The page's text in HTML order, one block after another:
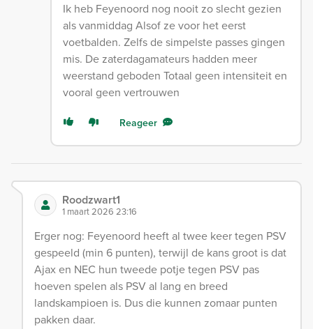
Ik heb Feyenoord nog nooit zo slecht gezien
als vanmiddag Alsof ze voor het eerst
voetbalden. Zelfs de simpelste passes gingen
mis. De zaterdagamateurs hadden meer
weerstand geboden Totaal geen intensiteit en
vooral geen vertrouwen
Reageer
Roodzwart1
1 maart 2026 23:16
Erger nog: Feyenoord heeft al twee keer tegen PSV
gespeeld (min 6 punten), terwijl de kans groot is dat
Ajax en NEC hun tweede potje tegen PSV pas
hoeven spelen als PSV al lang en breed
landskampioen is. Dus die kunnen zomaar punten
pakken daar.